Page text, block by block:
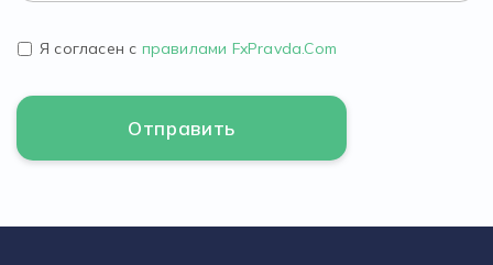
Я согласен с правилами FxPravda.Com